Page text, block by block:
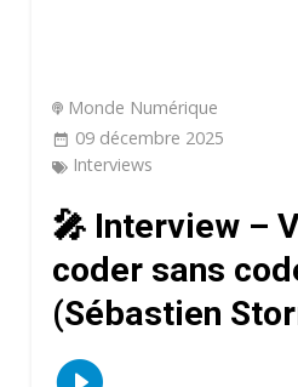
Monde Numérique
09 décembre 2025
Interviews
🎤 Interview –
coder sans
(Sébastien